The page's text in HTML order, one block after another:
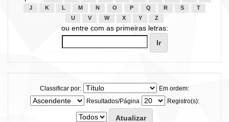
J
K L M N O P Q R S
T
U
V W X Y Z
ou entre com as primeiras letras:
Classificar por:
Em ordem:
Resultados/Página
Registro(s):